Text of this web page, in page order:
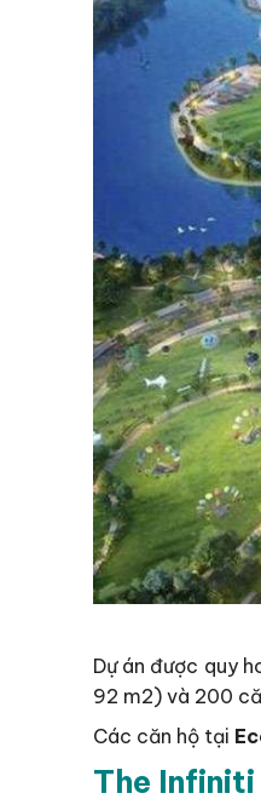
Dự án được quy
92 m2) và 200
Các căn hộ tại
The